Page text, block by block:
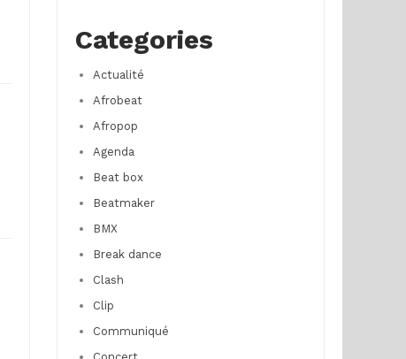
Categories
Actualité
Afrobeat
Afropop
Agenda
Beat box
Beatmaker
BMX
Break dance
Clash
Clip
Communiqué